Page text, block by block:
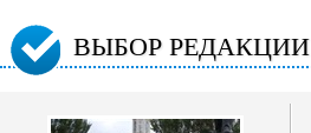
ВЫБОР РЕДАКЦИИ